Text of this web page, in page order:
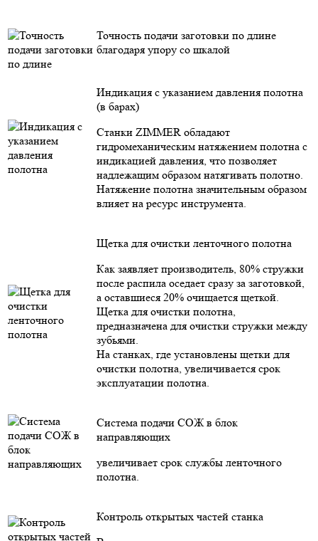
Точность подачи заготовки по длине
благодаря упору со шкалой
Индикация с указанием давления полотна
(в барах)
Станки ZIMMER обладают
гидромеханическим натяжением полотна с
индикацией давления, что позволяет
надлежащим образом натягивать полотно.
Натяжение полотна значительным образом
влияет на ресурс инструмента.
Щетка для очистки ленточного полотна
Как заявляет производитель, 80% стружки
после распила оседает сразу за заготовкой,
а оставшиеся 20% очищается щеткой.
Щетка для очистки полотна,
предназначена для очистки стружки между
зубьями.
На станках, где установлены щетки для
очистки полотна, увеличивается срок
эксплуатации полотна.
Система подачи СОЖ в блок
направляющих
увеличивает срок службы ленточного
полотна.
Контроль открытых частей станка